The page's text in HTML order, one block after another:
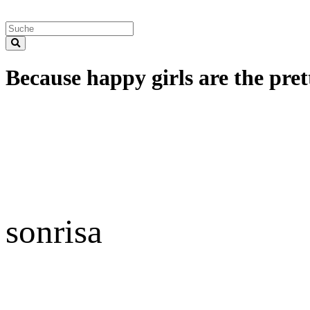
Because happy girls are the
sonrisa